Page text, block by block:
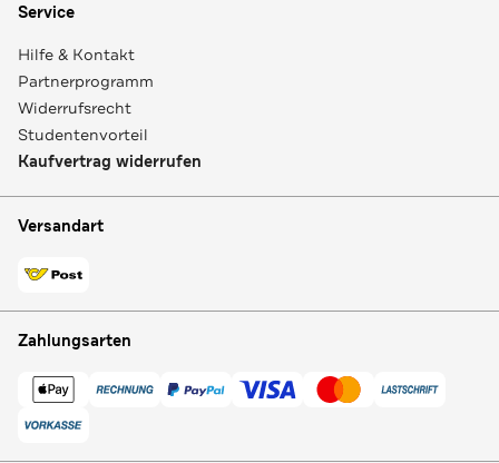
Service
Hilfe & Kontakt
Partnerprogramm
Widerrufsrecht
Studentenvorteil
Kaufvertrag widerrufen
Versandart
Zahlungsarten